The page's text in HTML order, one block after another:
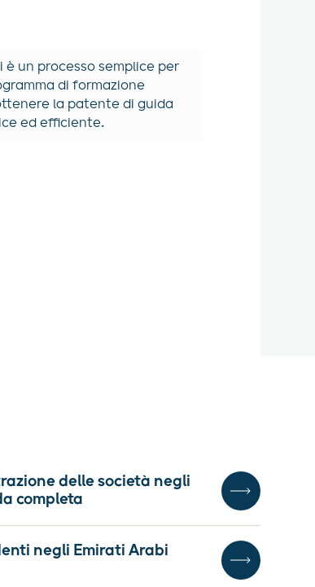
un processo semplice per
di formazione
la patente di guida
ed efficiente.
delle società negli
completa
negli Emirati Arabi